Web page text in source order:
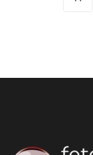
ANMELDEN